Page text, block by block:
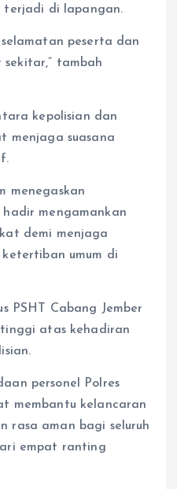
terjadi di lapangan.
peserta dan
tambah
kepolisian dan
menjaga suasana
menegaskan
hadir mengamankan
demi menjaga
umum di
PSHT Cabang Jember
atas kehadiran
personel Polres
membantu kelancaran
rasa aman bagi seluruh
empat ranting